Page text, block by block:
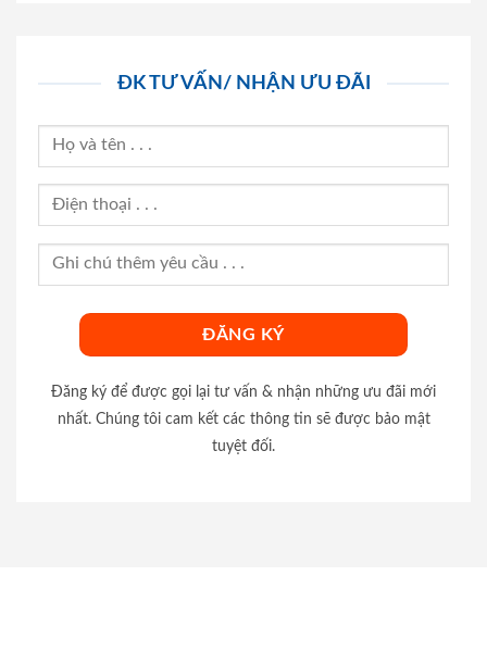
ĐK TƯ VẤN/ NHẬN ƯU ĐÃI
Đăng ký để được gọi lại tư vấn & nhận những ưu đãi mới
nhất. Chúng tôi cam kết các thông tin sẽ được bảo mật
tuyệt đối.